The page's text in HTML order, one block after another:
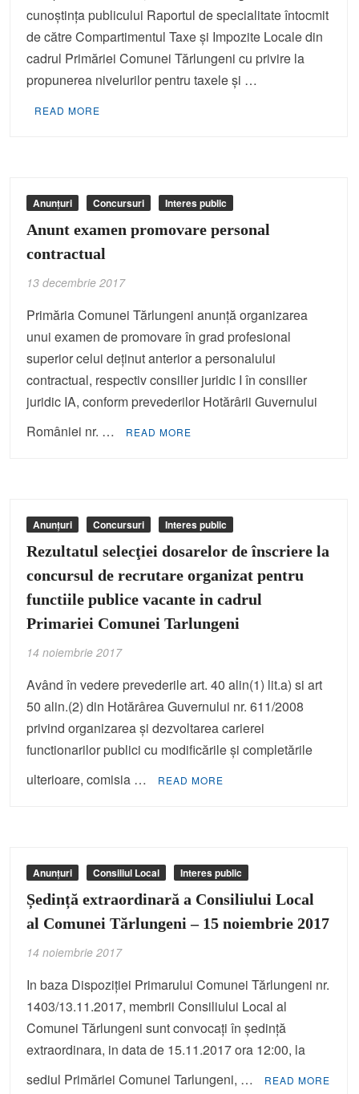
cunoștința publicului Raportul de specialitate întocmit
de către Compartimentul Taxe și Impozite Locale din
cadrul Primăriei Comunei Tărlungeni cu privire la
propunerea nivelurilor pentru taxele și …
READ MORE
Anunțuri Concursuri Interes public
Anunt examen promovare personal
contractual
13 decembrie 2017
Primăria Comunei Tărlungeni anunță organizarea
unui examen de promovare în grad profesional
superior celui deținut anterior a personalului
contractual, respectiv consilier juridic I în consilier
juridic IA, conform prevederilor Hotărârii Guvernului
României nr. …
READ MORE
Anunțuri Concursuri Interes public
Rezultatul selecţiei dosarelor de înscriere la
concursul de recrutare organizat pentru
functiile publice vacante in cadrul
Primariei Comunei Tarlungeni
14 noiembrie 2017
Având în vedere prevederile art. 40 alin(1) lit.a) si art
50 alin.(2) din Hotărârea Guvernului nr. 611/2008
privind organizarea şi dezvoltarea carierei
functionarilor publici cu modificările şi completările
ulterioare, comisia …
READ MORE
Anunțuri Consiliul Local Interes public
Ședință extraordinară a Consiliului Local
al Comunei Tărlungeni – 15 noiembrie 2017
14 noiembrie 2017
In baza Dispoziţiei Primarului Comunei Tărlungeni nr.
1403/13.11.2017, membrii Consiliului Local al
Comunei Tărlungeni sunt convocaţi în şedinţă
extraordinara, in data de 15.11.2017 ora 12:00, la
sediul Primăriei Comunei Tarlungeni, …
READ MORE